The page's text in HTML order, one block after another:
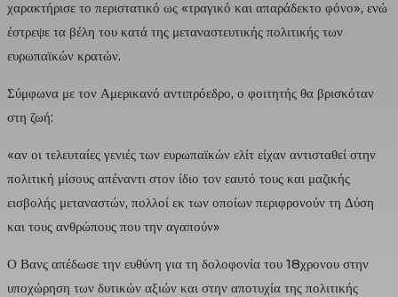
χαρακτήρισε το περιστατικό ως «τραγικό και απαράδεκτο φόνο», ενώ
έστρεψε τα βέλη του κατά της μεταναστευτικής πολιτικής των
ευρωπαϊκών κρατών.
Σύμφωνα με τον Αμερικανό αντιπρόεδρο, ο φοιτητής θα βρισκόταν
στη ζωή:
«αν οι τελευταίες γενιές των ευρωπαϊκών ελίτ είχαν αντισταθεί στην
πολιτική μίσους απέναντι στον ίδιο τον εαυτό τους και μαζικής
εισβολής μεταναστών, πολλοί εκ των οποίων περιφρονούν τη Δύση
και τους ανθρώπους που την αγαπούν»
Ο Βανς απέδωσε την ευθύνη για τη δολοφονία του 18χρονου στην
υποχώρηση των δυτικών αξιών και στην αποτυχία της πολιτικής